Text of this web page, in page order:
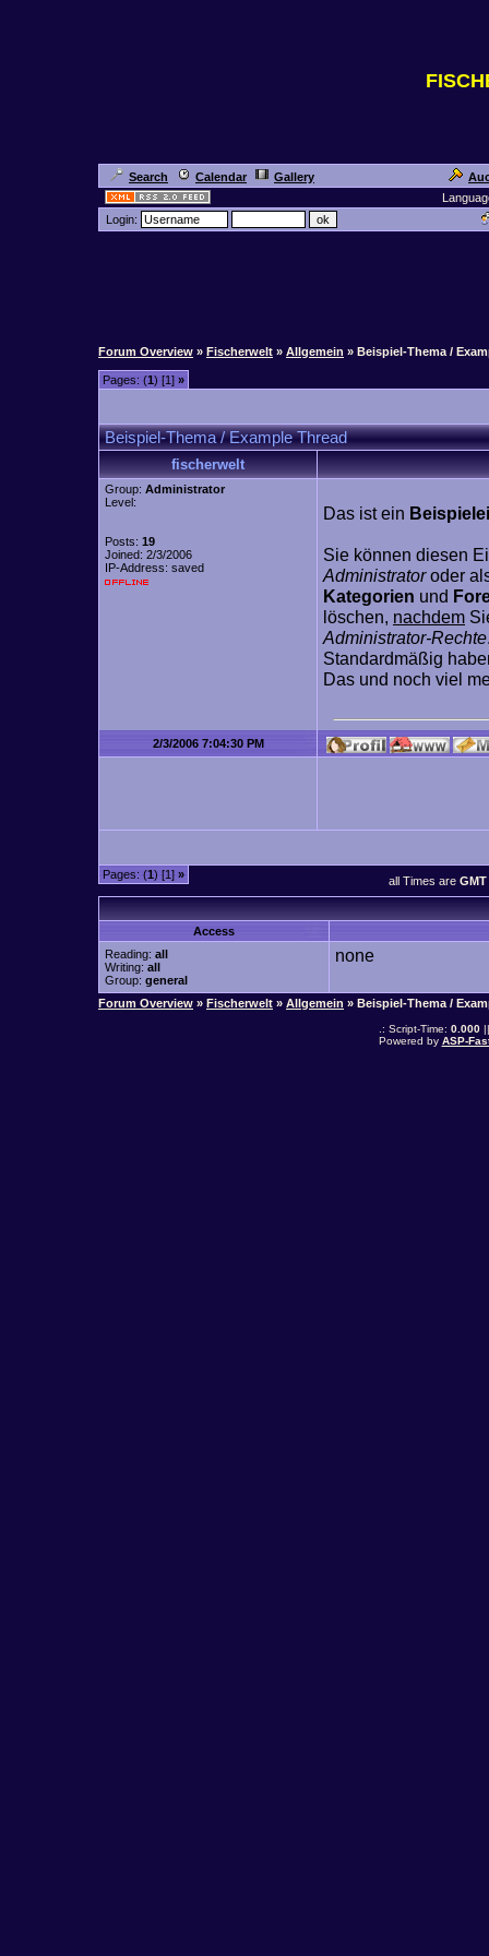
Search Calendar Gallery
Login:
Forum Overview » Fischerwelt » Allgemein » Beispiel-Thema /
Pages: (1) [1] »
Beispiel-Thema / Example Thread
fischerwelt
Group: Administrator
Level:
Posts: 19
Joined: 2/3/2006
IP-Address: saved
Das ist ein
Sie können diesen
Administratoroder
Kategorien und
löschen, nachdem
Administrator-Rechte
Standardmäßig
Das und noch viel
2/3/2006 7:04:30 PM
Pages: (1) [1] » all Times are GMT
Access
Reading: all
Writing: all
Group: general
none
Forum Overview » Fischerwelt » Allgemein » Beispiel-Thema /
.: Script-Time: 0.000||
Powered by ASP-